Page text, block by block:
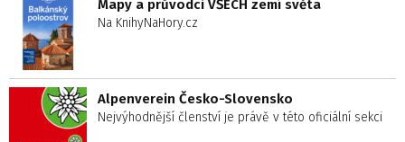
Mapy a průvodci VŠECH zemí světa
Na KnihyNaHory.cz
Alpenverein Česko-Slovensko
Nejvýhodnější členství je právě v této oficiální sekci